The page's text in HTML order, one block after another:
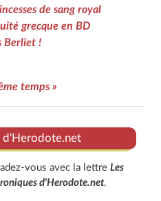
de sang royal
grecque en BD
Berliet !
temps »
d'Herodote.net
vous avec la lettre Les
d'Herodote.net.